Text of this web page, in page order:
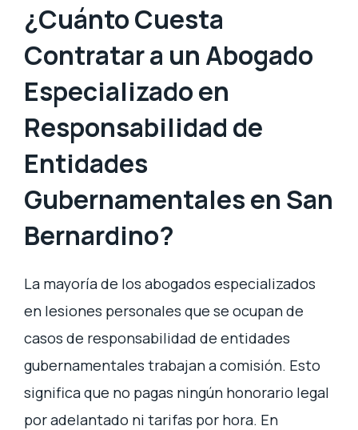
¿Cuánto Cuesta
Contratar a un Abogado
Especializado en
Responsabilidad de
Entidades
Gubernamentales en San
Bernardino?
La mayoría de los abogados especializados
en lesiones personales que se ocupan de
casos de responsabilidad de entidades
gubernamentales trabajan a comisión. Esto
significa que no pagas ningún honorario legal
por adelantado ni tarifas por hora. En